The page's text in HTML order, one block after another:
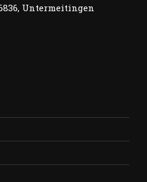
Untermeitingen